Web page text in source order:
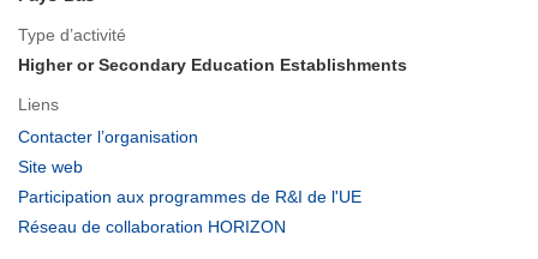
Type d’activité
Higher or Secondary Education Establishments
Liens
Contacter l’organisation
fenêtre)
Site web
dans
une
Participation aux programmes de R&I de l'UE
Réseau de collaboration HORIZON